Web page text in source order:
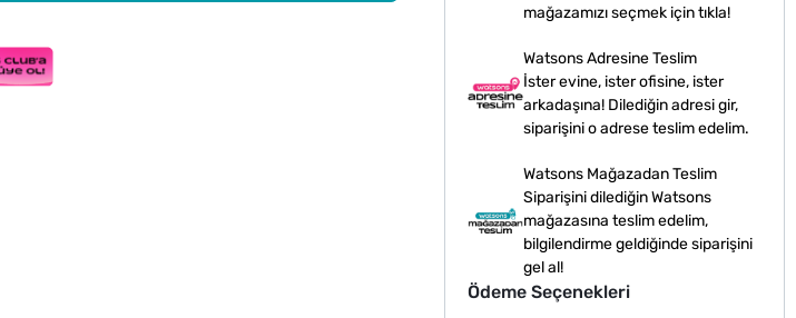
mağazamızı seçmek için tıkla!
Watsons Adresine Teslim
İster evine, ister ofisine, ister
arkadaşına! Dilediğin adresi gir,
siparişini o adrese teslim edelim.
Watsons Mağazadan Teslim
Siparişini dilediğin Watsons
mağazasına teslim edelim,
bilgilendirme geldiğinde siparişini
gel al!
Ödeme Seçenekleri